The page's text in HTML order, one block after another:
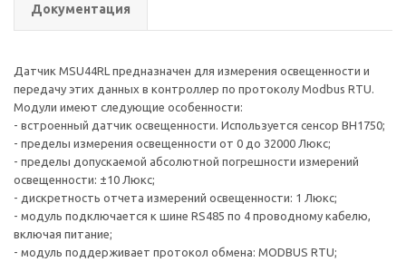
Документация
Датчик MSU44RL предназначен для измерения освещенности и
передачу этих данных в контроллер по протоколу Modbus RTU.
Модули имеют следующие особенности:
- встроенный датчик освещенности. Используется сенсор BH1750;
- пределы измерения освещенности от 0 до 32000 Люкс;
- пределы допускаемой абсолютной погрешности измерений
освещенности: ±10 Люкс;
- дискретность отчета измерений освещенности: 1 Люкс;
- модуль подключается к шине RS485 по 4 проводному кабелю,
включая питание;
- модуль поддерживает протокол обмена: MODBUS RTU;